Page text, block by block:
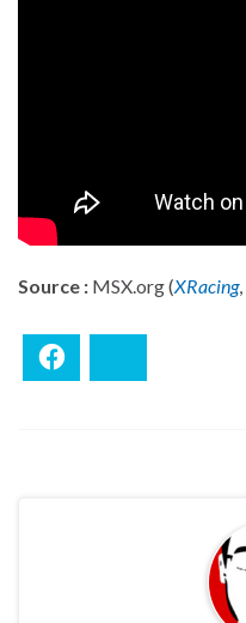
Source : MSX.org (XRacing,